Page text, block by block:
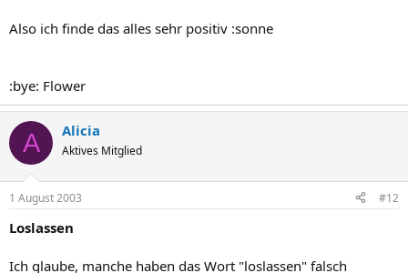
Also ich finde das alles sehr positiv :sonne
:bye: Flower
A Alicia
Aktives Mitglied
1 August 2003 #12
Loslassen
Ich glaube, manche haben das Wort "loslassen" falsch